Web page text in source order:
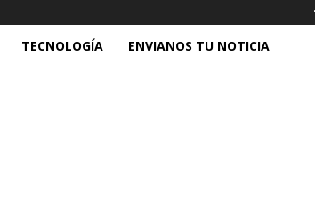
TECNOLOGÍA ENVIANOS TU NOTICIA